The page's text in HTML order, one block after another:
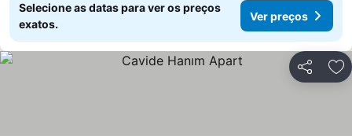
Selecione as datas para ver os preços
exatos.
Ver preços
Partilhar